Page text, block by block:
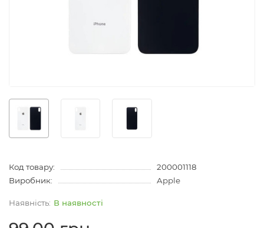
Код товару:
200001118
Виробник:
Apple
В наявності